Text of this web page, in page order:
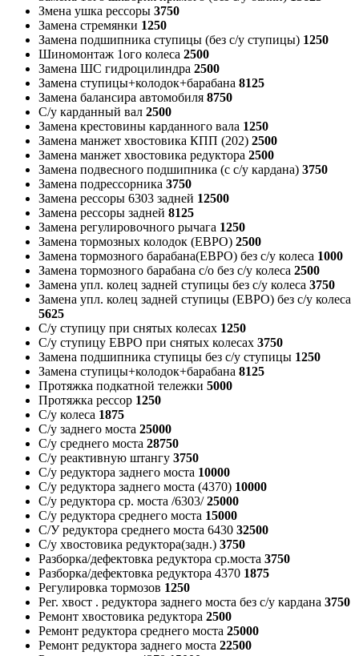
Змена ушка рессоры 3750
Замена стремянки 1250
Замена подшипника ступицы (без с/у ступицы) 1250
Шиномонтаж 1ого колеса 2500
Замена ШС гидроцилиндра 2500
Замена ступицы+колодок+барабана 8125
Замена балансира автомобиля 8750
С/у карданный вал 2500
Замена крестовины карданного вала 1250
Замена манжет хвостовика КПП (202) 2500
Замена манжет хвостовика редуктора 2500
Замена подвесного подшипника (с с/у кардана) 3750
Замена подрессорника 3750
Замена рессоры 6303 задней 12500
Замена рессоры задней 8125
Замена регулировочного рычага 1250
Замена тормозных колодок (ЕВРО) 2500
Замена тормозного барабана(ЕВРО) без с/у колеса 1000
Замена тормозного барабана с/о без с/у колеса 2500
Замена упл. колец задней ступицы без с/у колеса 3750
Замена упл. колец задней ступицы (ЕВРО) без с/у колеса
5625
С/у ступицу при снятых колесах 1250
С/у ступицу ЕВРО при снятых колесах 3750
Замена подшипника ступицы без с/у ступицы 1250
Замена ступицы+колодок+барабана 8125
Протяжка подкатной тележки 5000
Протяжка рессор 1250
С/у колеса 1875
С/у заднего моста 25000
С/у среднего моста 28750
С/у реактивную штангу 3750
С/у редуктора заднего моста 10000
С/у редуктора заднего моста (4370) 10000
С/у редуктора ср. моста /6303/25000
С/у редуктора среднего моста 15000
С/У редуктора среднего моста 6430 32500
С/у хвостовика редуктора(задн.) 3750
Разборка/дефектовка редуктора ср.моста 3750
Разборка/дефектовка редуктора 4370 1875
Регулировка тормозов 1250
Рег. хвост . редуктора заднего моста без с/у кардана 3750
Ремонт хвостовика редуктора 2500
Ремонт редуктора среднего моста 25000
Ремонт редуктора заднего моста 22500